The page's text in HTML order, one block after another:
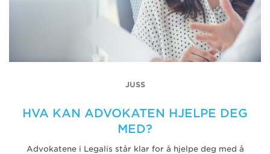
JUSS
HVA KAN ADVOKATEN HJELPE DEG
MED?
Advokatene i Legalis står klar for å hjelpe deg med å